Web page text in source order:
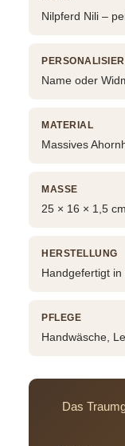
Nilpferd Nili –
Name oder
MATERIAL
Massives
MASSE
25 × 16 × 1,5 cm
HERSTELLUNG
Handgefertigt in
PFLEGE
Handwäsche,
Das